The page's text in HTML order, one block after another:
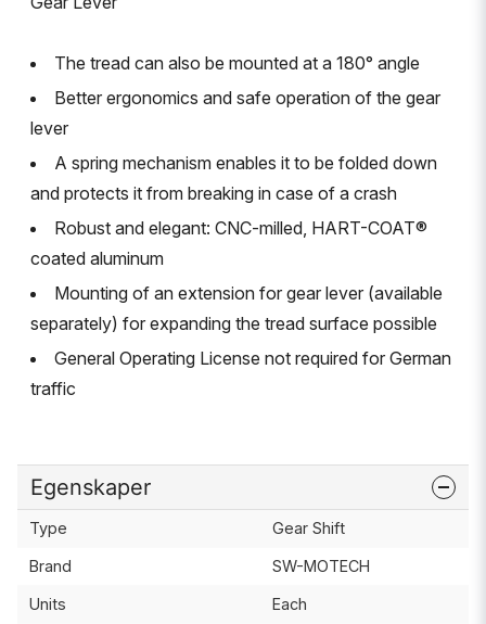
The tread can also be mounted at a 180° angle
Better ergonomics and safe operation of the gear
lever
A spring mechanism enables it to be folded down
and protects it from breaking in case of a crash
Robust and elegant: CNC-milled, HART-COAT®
coated aluminum
Mounting of an extension for gear lever (available
separately) for expanding the tread surface possible
General Operating License not required for German
traffic
Egenskaper
Type Gear Shift
Brand SW-MOTECH
Units Each